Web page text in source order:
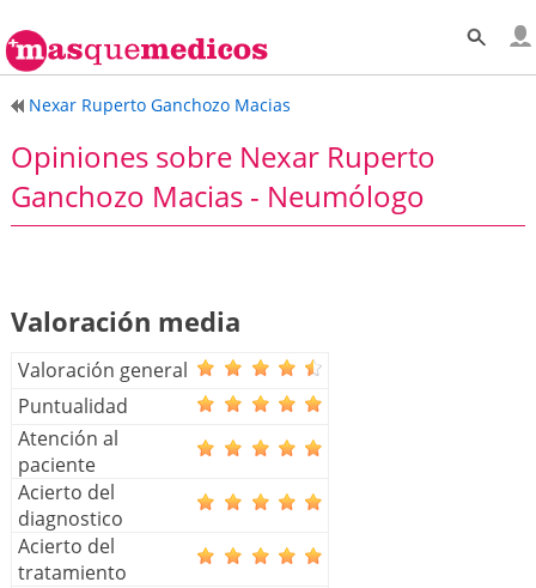
Nexar Ruperto Ganchozo Macias
Opiniones sobre Nexar Ruperto
Ganchozo Macias - Neumólogo
Valoración media
Valoración general
Puntualidad
Atención al
paciente
Acierto del
diagnostico
Acierto del
tratamiento